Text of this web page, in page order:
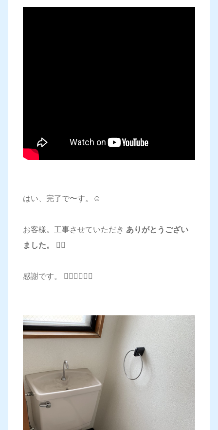
はい、完了で〜す。☺️
お客様。工事させていただき ありがとうござい
ました。 🙇‍♂️
感謝です。 🙇‍♂️🙇‍♂️🙇‍♂️